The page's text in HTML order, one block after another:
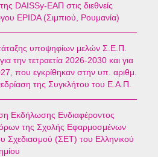
DAISSy-ΕΑΠ στις διεθνείς
EPIDA (Σιμπιού, Ρουμανία)
υποψηφίων μελών Σ.Ε.Π.
την τετραετία 2026-2030 και για
που εγκρίθηκαν στην υπ. αριθμ.
της Συγκλήτου του Ε.Α.Π.
Εκδήλωσης Ενδιαφέροντος
της Σχολής Εφαρμοσμένων
Σχεδιασμού (ΣΕΤ) του Ελληνικού